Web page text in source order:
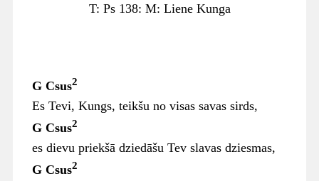
T: Ps 138: M: Liene Kunga
G Csus2
Es Tevi, Kungs, teikšu no visas savas sirds,
G Csus2
es dievu priekšā dziedāšu Tev slavas dziesmas,
G Csus2